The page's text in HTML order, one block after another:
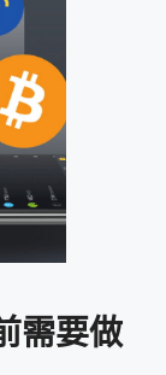
需要做